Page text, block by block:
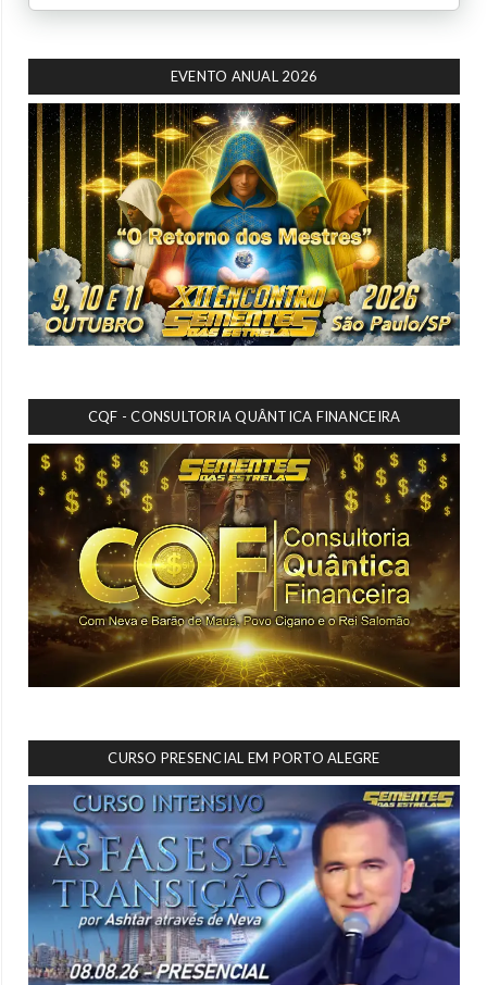
EVENTO ANUAL 2026
CQF - CONSULTORIA QUÂNTICA FINANCEIRA
CURSO PRESENCIAL EM PORTO ALEGRE